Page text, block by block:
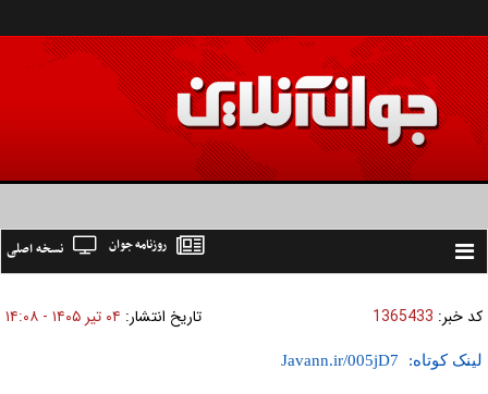
Toggle
نسخه اصلی روزنامه جوان
کد خبر: 1365433 تاریخ انتشار: ۰۴ تير ۱۴۰۵ - ۱۴:۰۸
لینک کوتاه: